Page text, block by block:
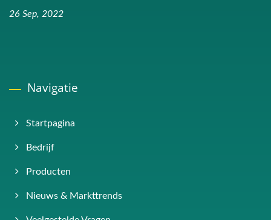
26 Sep, 2022
Navigatie
Startpagina
Bedrijf
Producten
Nieuws & Markttrends